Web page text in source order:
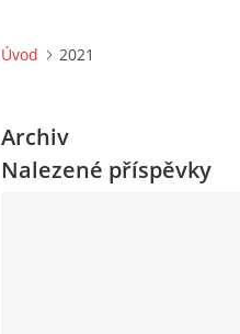
Úvod 2021
Archiv
Nalezené příspěvky